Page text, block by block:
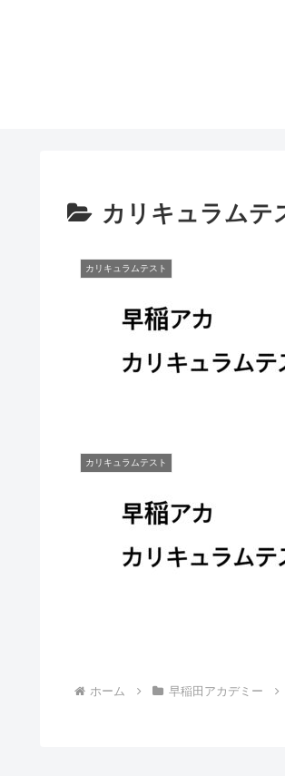
カリキュラムテ
カリキュラムテスト
カリキュラムテスト
ホーム 早稲田アカデミー